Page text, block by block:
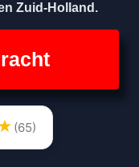
Zuid-Holland.
(65)